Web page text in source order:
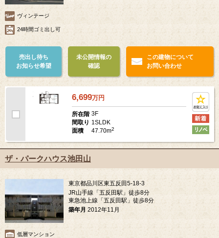
ヴィンテージ
24時間ゴミ出し可
売出し待ち
お知らせ希望
未公開情報の
確認
この建物について
お問い合わせ
6,699万円
所在階 3F
間取り 1SLDK
面積
47.70m2
ザ・パークハウス池田山
東京都品川区東五反田5-18-3
JR山手線「五反田駅」徒歩8分
東急池上線「五反田駅」徒歩8分
築年月 2012年11月
低層マンション